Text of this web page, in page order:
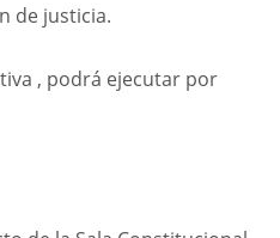
de justicia.
, podrá ejecutar por